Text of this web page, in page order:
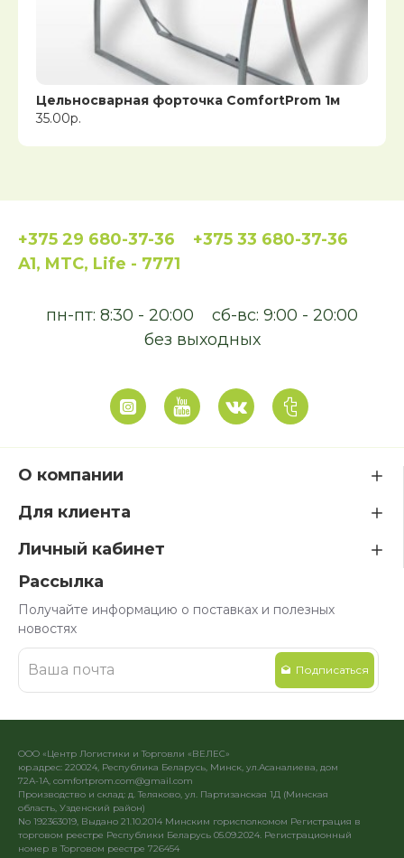
Цельносварная форточка ComfortProm 1м
35.00р.
+375 29 680-37-36
+375 33 680-37-36
A1, MTC, Life - 7771
пн-пт: 8:30 - 20:00
сб-вс: 9:00 - 20:00
без выходных
О компании
Для клиента
Личный кабинет
Рассылка
Получайте информацию о поставках и полезных
новостях
Подписаться
ООО «Центр Логистики и Торговли «ВЕЛЕС»
юр.адрес: 220024, Республика Беларусь, Минск, ул.Асаналиева, дом
72А-1А, comfortprom.com@gmail.com
Производство и склад: д. Теляково, ул. Партизанская 1Д (Минская
область, Узденский район)
No 192363019, Выдано 21.10.2014 Минским горисполкомом Регистрация в
торговом реестре Республики Беларусь 05.09.2024. Регистрационный
номер в Торговом реестре 726454